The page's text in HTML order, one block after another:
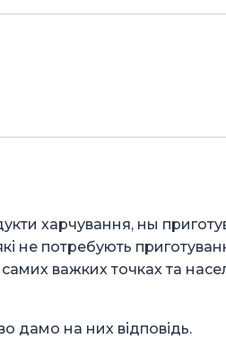
харчування, ны
не потребують
важких точках та
дамо на них відповідь.